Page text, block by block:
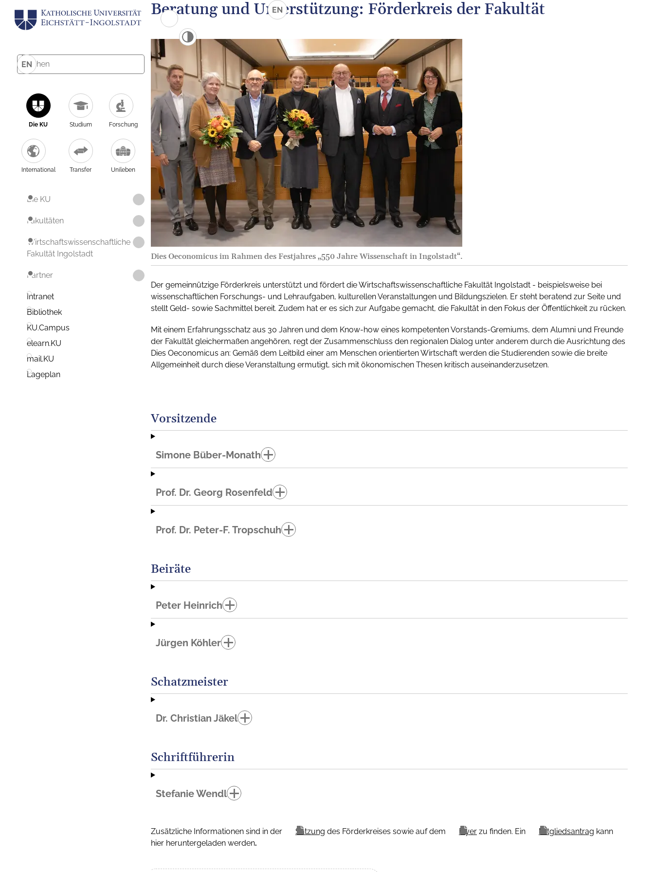
EN
Die KU Studium Forschung
International Transfer Unileben
Die KU
Fakultäten
Wirtschaftswissenschaftliche
Fakultät Ingolstadt
Partner
Intranet
Bibliothek
KU.Campus
elearn.KU
mail.KU
Lageplan
EN
Beratung und Unterstützung: Förderkreis der Fakultät
Dies Oeconomicus im Rahmen des Festjahres „550 Jahre Wissenschaft in Ingolstadt“.
Der gemeinnützige Förderkreis unterstützt und fördert die Wirtschaftswissenschaftliche Fakultät Ingolstadt - beispielsweise bei
wissenschaftlichen Forschungs- und Lehraufgaben, kulturellen Veranstaltungen und Bildungszielen. Er steht beratend zur Seite und
stellt Geld- sowie Sachmittel bereit. Zudem hat er es sich zur Aufgabe gemacht, die Fakultät in den Fokus der Öffentlichkeit zu rücken.
Mit einem Erfahrungsschatz aus 30 Jahren und dem Know-how eines kompetenten Vorstands-Gremiums, dem Alumni und Freunde
der Fakultät gleichermaßen angehören, regt der Zusammenschluss den regionalen Dialog unter anderem durch die Ausrichtung des
Dies Oeconomicus an: Gemäß dem Leitbild einer am Menschen orientierten Wirtschaft werden die Studierenden sowie die breite
Allgemeinheit durch diese Veranstaltung ermutigt, sich mit ökonomischen Thesen kritisch auseinanderzusetzen.
Vorsitzende
Simone Büber-Monath
Prof. Dr. Georg Rosenfeld
Prof. Dr. Peter-F. Tropschuh
Beiräte
Peter Heinrich
Jürgen Köhler
Schatzmeister
Dr. Christian Jäkel
Schriftführerin
Stefanie Wendl
Zusätzliche Informationen sind in der Satzung des Förderkreises sowie auf dem Flyer zu finden. Ein Mitgliedsantrag kann
hier heruntergeladen werden.